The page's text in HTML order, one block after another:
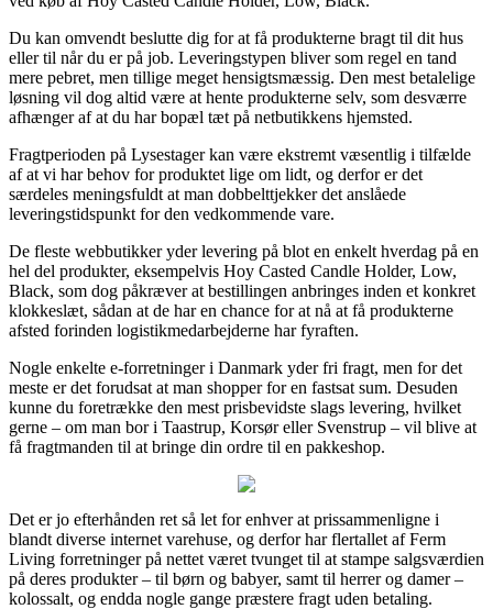
Du kan omvendt beslutte dig for at få produkterne bragt til dit hus
eller til når du er på job. Leveringstypen bliver som regel en tand
mere pebret, men tillige meget hensigtsmæssig. Den mest betalelige
løsning vil dog altid være at hente produkterne selv, som desværre
afhænger af at du har bopæl tæt på netbutikkens hjemsted.
Fragtperioden på Lysestager kan være ekstremt væsentlig i tilfælde
af at vi har behov for produktet lige om lidt, og derfor er det
særdeles meningsfuldt at man dobbelttjekker det anslåede
leveringstidspunkt for den vedkommende vare.
De fleste webbutikker yder levering på blot en enkelt hverdag på en
hel del produkter, eksempelvis Hoy Casted Candle Holder, Low,
Black, som dog påkræver at bestillingen anbringes inden et konkret
klokkeslæt, sådan at de har en chance for at nå at få produkterne
afsted forinden logistikmedarbejderne har fyraften.
Nogle enkelte e-forretninger i Danmark yder fri fragt, men for det
meste er det forudsat at man shopper for en fastsat sum. Desuden
kunne du foretrække den mest prisbevidste slags levering, hvilket
gerne – om man bor i Taastrup, Korsør eller Svenstrup – vil blive at
få fragtmanden til at bringe din ordre til en pakkeshop.
Det er jo efterhånden ret så let for enhver at prissammenligne i
blandt diverse internet varehuse, og derfor har flertallet af Ferm
Living forretninger på nettet været tvunget til at stampe salgsværdien
på deres produkter – til børn og babyer, samt til herrer og damer –
kolossalt, og endda nogle gange præstere fragt uden betaling.